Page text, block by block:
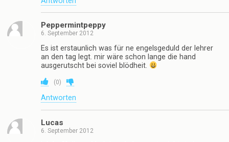
Peppermintpeppy
6. September 2012
Es ist erstaunlich was für ne engelsgeduld der lehrer
an den tag legt. mir wäre schon lange die hand
ausgerutscht bei soviel blödheit.
(0)
Antworten
Lucas
6. September 2012